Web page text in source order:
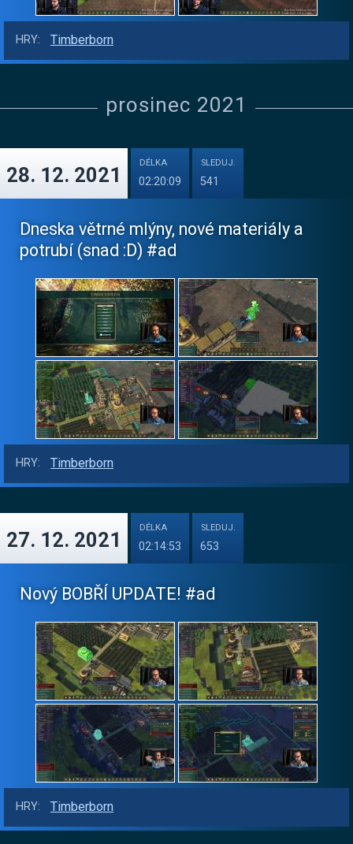
HRY: Timberborn
prosinec 2021
28. 12. 2021
DÉLKA
02:20:09
SLEDUJ.
541
Dneska větrné mlýny, nové materiály a
potrubí (snad :D) #ad
HRY: Timberborn
27. 12. 2021
DÉLKA
02:14:53
SLEDUJ.
653
Nový BOBŘÍ UPDATE! #ad
HRY: Timberborn